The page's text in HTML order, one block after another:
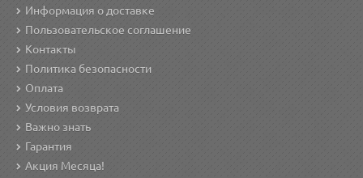
Информация о доставке
Пользовательское соглашение
Контакты
Политика безопасности
Оплата
Условия возврата
Важно знать
Гарантия
Акция Месяца!